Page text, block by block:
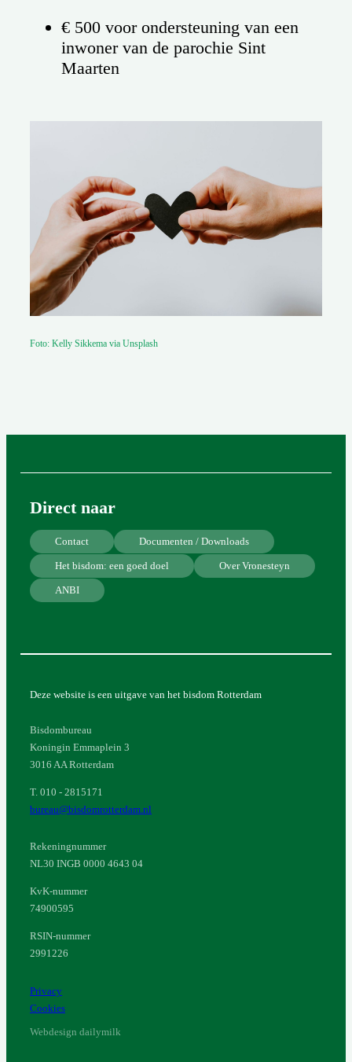
€ 500 voor ondersteuning van een
inwoner van de parochie Sint
Maarten
Foto: Kelly Sikkema via Unsplash
Direct naar
Contact Documenten / Downloads
Het bisdom: een goed doel Over Vronesteyn
ANBI
Deze website is een uitgave van het bisdom Rotterdam
Bisdombureau
Koningin Emmaplein 3
3016 AA Rotterdam
T. 010 - 2815171
bureau@bisdomrotterdam.nl
Rekeningnummer
NL30 INGB 0000 4643 04
KvK-nummer
74900595
RSIN-nummer
2991226
Privacy
Cookies
Webdesign dailymilk